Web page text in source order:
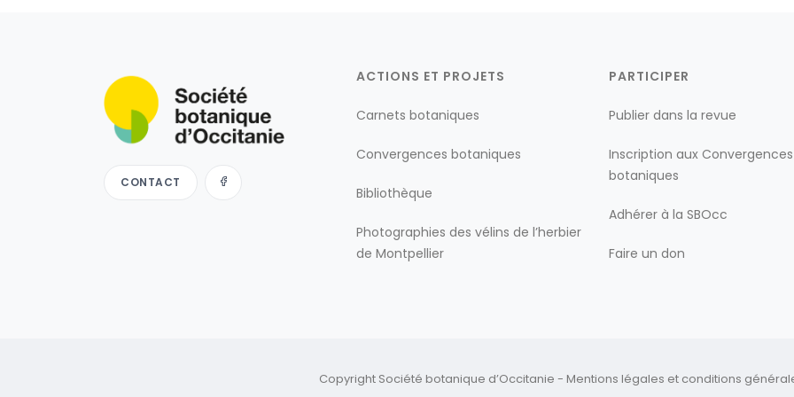
CONTACT
ACTIONS ET PROJETS
Carnets botaniques
Convergences botaniques
Bibliothèque
Photographies des vélins de l’herbier
de Montpellier
PARTICIPER
Publier dans la revue
Inscription aux Convergences
botaniques
Adhérer à la SBOcc
Faire un don
Copyright Société botanique d’Occitanie - Mentions légales et conditions